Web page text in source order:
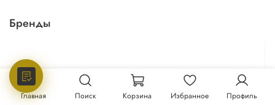
Бренды
Главная Поиск Корзина Избранное Профиль